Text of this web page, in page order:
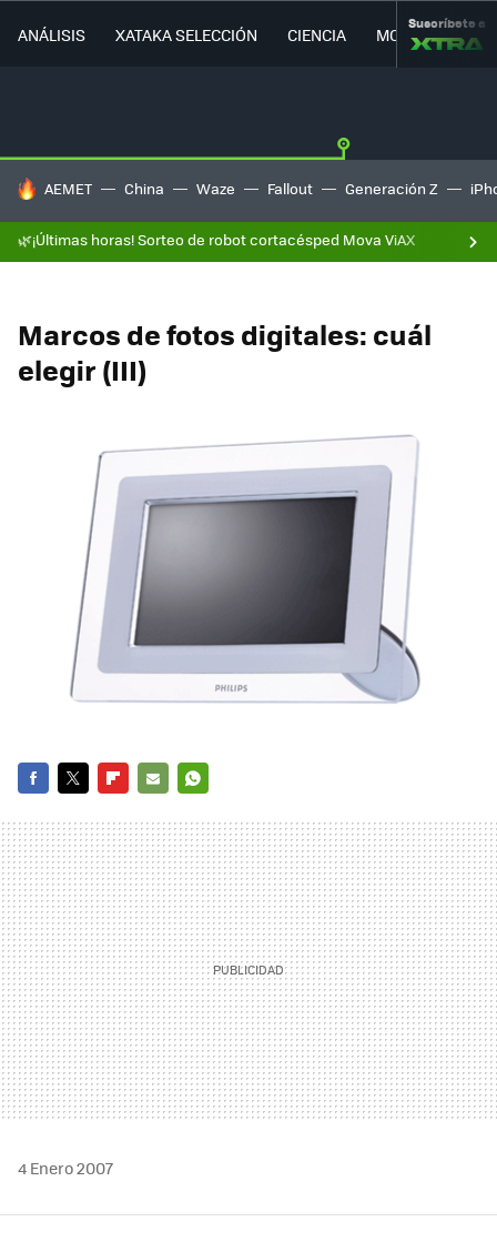
ANÁLISIS XATAKA SELECCIÓN CIENCIA MOVILIDAD
Suscríbete a
HOY SE HABLA DE
AEMET China Waze Fallout Generación Z
🌿¡Últimas horas! Sorteo de robot cortacésped Mova ViAX
Marcos de fotos digitales: cuál
elegir (III)
MAIL
4 Enero 2007